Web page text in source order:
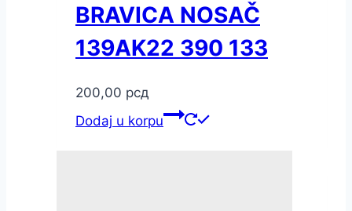
BRAVICA NOSAČ
139AK22 390 133
200,00 рсд
Dodaj u korpu